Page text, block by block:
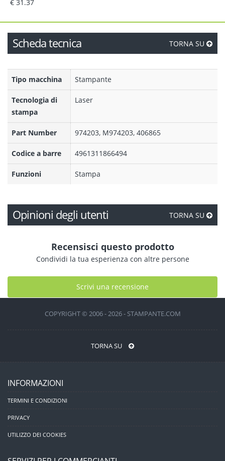
€ 31.37
Scheda tecnica TORNA SU
Tipo macchina Stampante
Tecnologia di
stampa
Laser
Part Number 974203, M974203, 406865
Codice a barre 4961311866494
Funzioni Stampa
Opinioni degli utenti TORNA SU
Recensisci questo prodotto
Condividi la tua esperienza con altre persone
Scrivi una recensione
COPYRIGHT © 2006 - 2026 - STAMPANTE.COM
TORNA SU
INFORMAZIONI
TERMINI E CONDIZIONI
PRIVACY
UTILIZZO DEI COOKIES